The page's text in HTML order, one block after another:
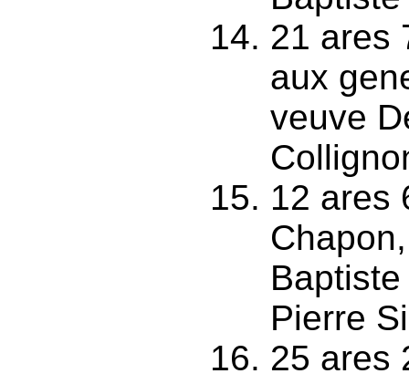
21 ares
aux
veuve
12 ares
Pierre
25 ares